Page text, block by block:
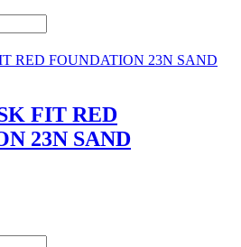
FIT RED
23N SAND